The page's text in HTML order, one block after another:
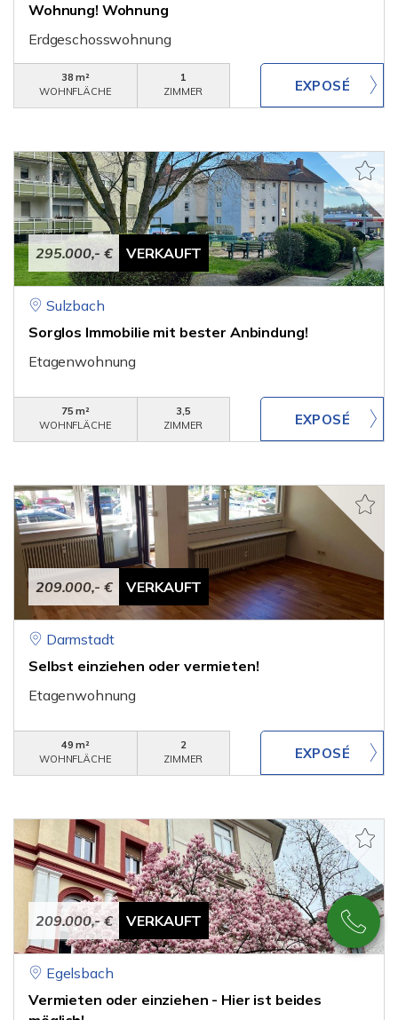
Wohnung! Wohnung
Erdgeschosswohnung
38 m²
WOHNFLÄCHE
1
ZIMMER
295.000,- € VERKAUFT
Sulzbach
Sorglos Immobilie mit bester Anbindung!
Etagenwohnung
75 m²
WOHNFLÄCHE
3,5
ZIMMER
209.000,- € VERKAUFT
Darmstadt
Selbst einziehen oder vermieten!
Etagenwohnung
49 m²
WOHNFLÄCHE
2
ZIMMER
209.000,- € VERKAUFT
Egelsbach
Vermieten oder einziehen - Hier ist beides